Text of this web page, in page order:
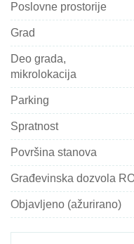
Poslovne prostorije
Grad
Deo grada,
mikrolokacija
Parking
Spratnost
Površina stanova
Građevinska dozvola
Objavljeno (ažurirano)